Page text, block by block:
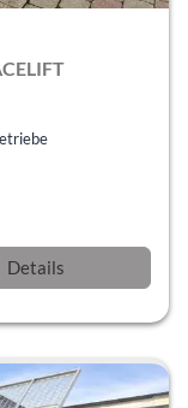
Details